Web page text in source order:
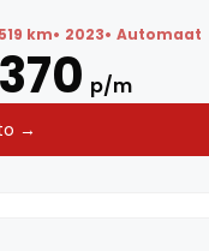
km 2023 Automaat
p/m
→